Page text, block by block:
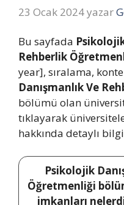
23 Ocak 2024yazar
Bu sayfada
Rehberlik
year], sıralama,
Danışmanlık Ve
bölümü olan
tıklayarak
hakkında detaylı
Psikolojik
Öğretmenliği
imkanları